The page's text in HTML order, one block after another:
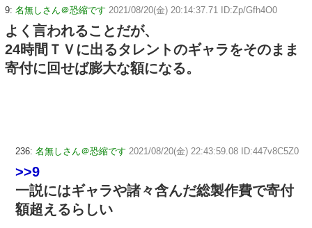
9: 名無しさん＠恐縮です 2021/08/20(金) 20:14:37.71 ID:Zp/Gfh4O0
よく言われることだが、
24時間ＴＶに出るタレントのギャラをそのまま
寄付に回せば膨大な額になる。
236: 名無しさん＠恐縮です 2021/08/20(金) 22:43:59.08 ID:447v8C5Z0
>>9
一説にはギャラや諸々含んだ総製作費で寄付
額超えるらしい